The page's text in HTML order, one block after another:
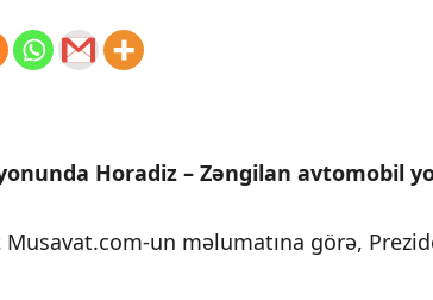
Horadiz – Zəngilan avtomobil
Musavat.com-un məlumatına görə,